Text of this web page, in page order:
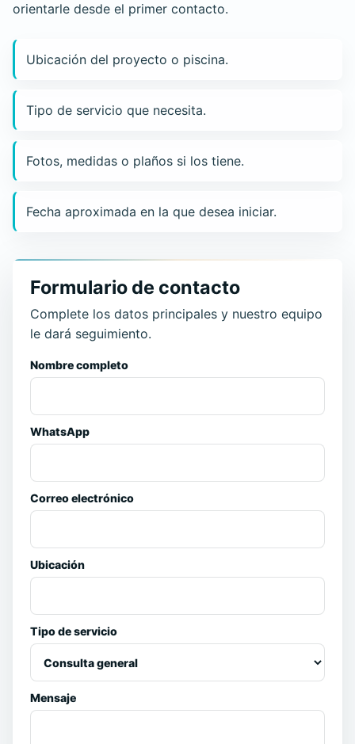
orientarle desde el primer contacto.
Ubicación del proyecto o piscina.
Tipo de servicio que necesita.
Fotos, medidas o plaños si los tiene.
Fecha aproximada en la que desea iniciar.
Formulario de contacto
Complete los datos principales y nuestro equipo
le dará seguimiento.
Nombre completo
WhatsApp
Correo electrónico
Ubicación
Tipo de servicio
Mensaje